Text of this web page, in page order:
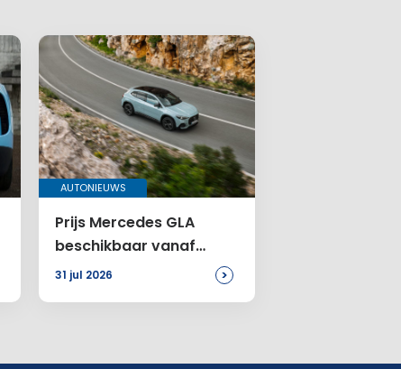
AUTONIEUWS
Prijs Mercedes GLA
beschikbaar vanaf
46.899 euro
31 jul 2026 >